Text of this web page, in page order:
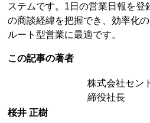
ステムです。1日の営業日報を登
の商談経緯を把握でき、効率化
ルート型営業に最適です。
この記事の著者
株式会社セン
締役社長
桜井 正樹